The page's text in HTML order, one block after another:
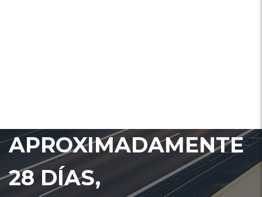
APROXIMADAMENTE
28 DÍAS,